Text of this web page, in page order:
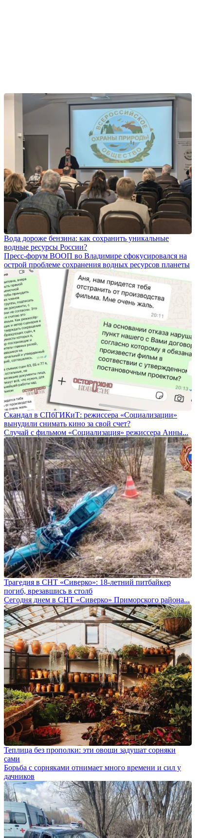
Вода дороже бензина: как сохранить уникальные
водные ресурсы России?
Пресс-форум ВООП во Владимире сфокусировался на
острой проблеме сохранения водных ресурсов планеты
Скандал в СПбГИКиТ: режиссера «Социализации»
вынудили снимать кино за свой счет?
Случай с фильмом «Социализация» режиссера Анны...
Трагедия в СНТ «Сиверко»: 18-летний питбайкер
погиб, врезавшись в столб
Сегодня днем в СНТ «Сиверко» Приморского района...
Теплица без прополки: эти овощи задушат сорняки
сами
Борьба с сорняками отнимает много времени и сил у
дачников